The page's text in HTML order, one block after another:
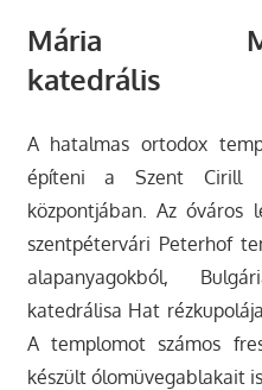
Mária
katedrális
A hatalmas ortodox
építeni a Szent Cirill
központjában. Az óváros
szentpétervári Peterhof
alapanyagokból,
katedrálisa Hat
A templomot számos
készült ólomüvegablakait